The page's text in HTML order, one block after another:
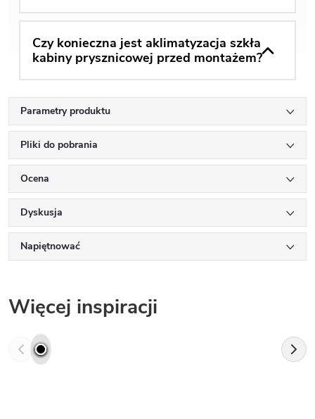
Czy konieczna jest aklimatyzacja szkła
kabiny prysznicowej przed montażem?
Parametry produktu
Pliki do pobrania
Ocena
Dyskusja
Napiętnować
Więcej inspiracji